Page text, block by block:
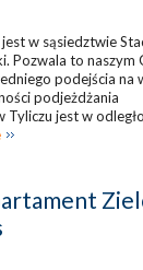
w sąsiedztwie
Pozwala to naszym
podejścia na
podjeżdżania
Tyliczu jest w